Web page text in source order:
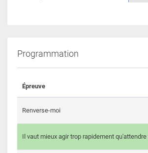
Programmation
Épreuve
Renverse-moi
Il vaut mieux agir trop rapidement